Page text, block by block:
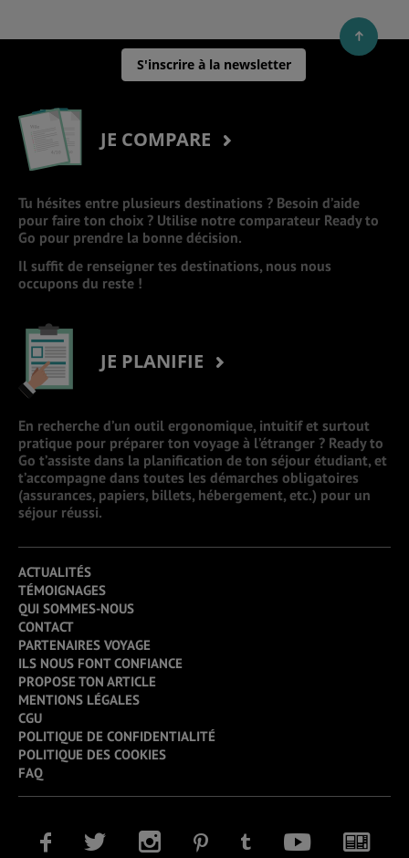
S'inscrire à la newsletter
JE COMPARE
Tu hésites entre plusieurs destinations ? Besoin d’aide
pour faire ton choix ? Utilise notre comparateur Ready to
Go pour prendre la bonne décision.
Il suffit de renseigner tes destinations, nous nous
occupons du reste !
JE PLANIFIE
En recherche d’un outil ergonomique, intuitif et surtout
pratique pour préparer ton voyage à l’étranger ? Ready to
Go t’assiste dans la planification de ton séjour étudiant, et
t’accompagne dans toutes les démarches obligatoires
(assurances, papiers, billets, hébergement, etc.) pour un
séjour réussi.
ACTUALITÉS
TÉMOIGNAGES
QUI SOMMES-NOUS
CONTACT
PARTENAIRES VOYAGE
ILS NOUS FONT CONFIANCE
PROPOSE TON ARTICLE
MENTIONS LÉGALES
CGU
POLITIQUE DE CONFIDENTIALITÉ
POLITIQUE DES COOKIES
FAQ